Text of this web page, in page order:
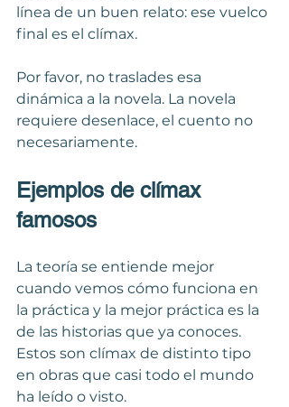
línea de un buen relato: ese vuelco
final es el clímax.
Por favor, no traslades esa
dinámica a la novela. La novela
requiere desenlace, el cuento no
necesariamente.
Ejemplos de clímax
famosos
La teoría se entiende mejor
cuando vemos cómo funciona en
la práctica y la mejor práctica es la
de las historias que ya conoces.
Estos son clímax de distinto tipo
en obras que casi todo el mundo
ha leído o visto.